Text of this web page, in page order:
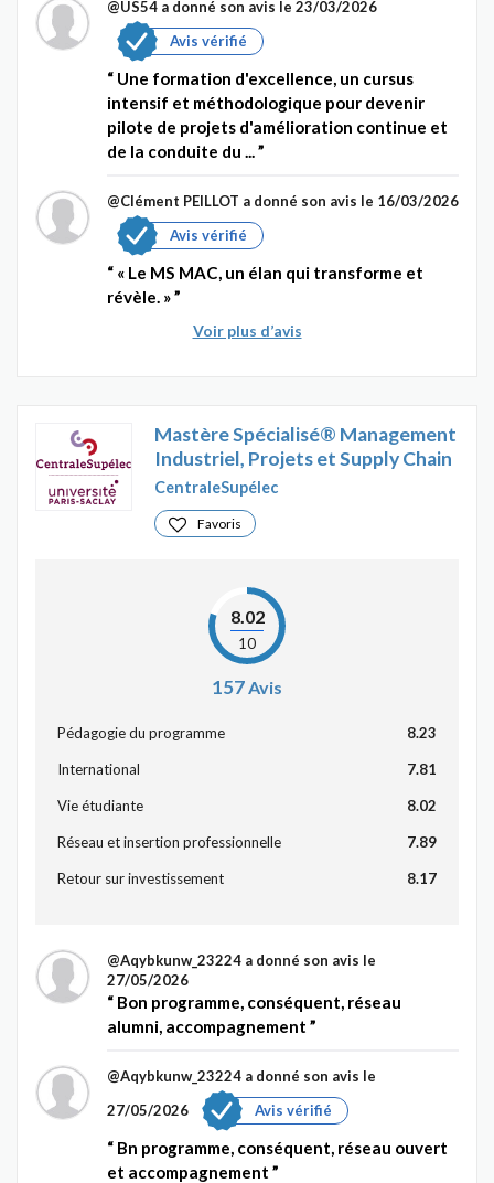
@US54 a donné son avis le 23/03/2026
Avis vérifié
Une formation d'excellence, un cursus
intensif et méthodologique pour devenir
pilote de projets d'amélioration continue et
de la conduite du ...
@Clément PEILLOT a donné son avis le 16/03/2026
Avis vérifié
« Le MS MAC, un élan qui transforme et
révèle. »
Voir plus d’avis
Mastère Spécialisé® Management
Industriel, Projets et Supply Chain
CentraleSupélec
Favoris
8.02
10
157Avis
Pédagogie du programme 8.23
International 7.81
Vie étudiante 8.02
Réseau et insertion professionnelle 7.89
Retour sur investissement 8.17
@Aqybkunw_23224 a donné son avis le
27/05/2026
Bon programme, conséquent, réseau
alumni, accompagnement
@Aqybkunw_23224 a donné son avis le
27/05/2026
Avis vérifié
Bn programme, conséquent, réseau ouvert
et accompagnement